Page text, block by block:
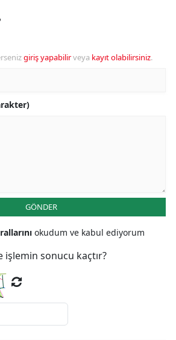
giriş yapabilirveya kayıt olabilirsiniz.
GÖNDER
okudum ve kabul ediyorum
işlemin sonucu kaçtır?